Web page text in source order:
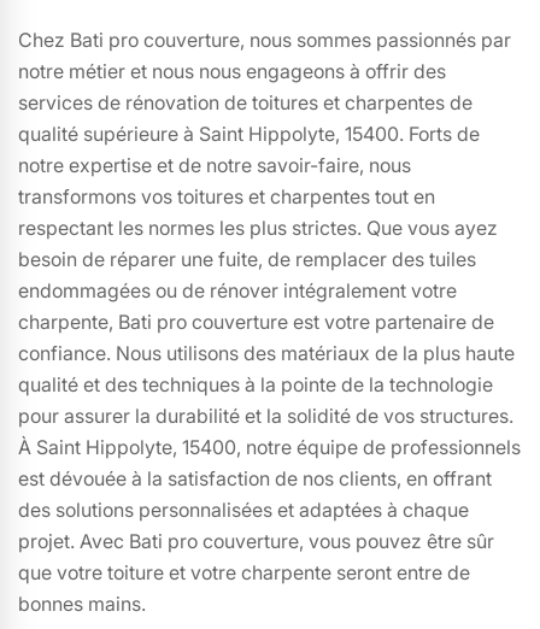
Chez Bati pro couverture, nous sommes passionnés par
notre métier et nous nous engageons à offrir des
services de rénovation de toitures et charpentes de
qualité supérieure à Saint Hippolyte, 15400. Forts de
notre expertise et de notre savoir-faire, nous
transformons vos toitures et charpentes tout en
respectant les normes les plus strictes. Que vous ayez
besoin de réparer une fuite, de remplacer des tuiles
endommagées ou de rénover intégralement votre
charpente, Bati pro couverture est votre partenaire de
confiance. Nous utilisons des matériaux de la plus haute
qualité et des techniques à la pointe de la technologie
pour assurer la durabilité et la solidité de vos structures.
À Saint Hippolyte, 15400, notre équipe de professionnels
est dévouée à la satisfaction de nos clients, en offrant
des solutions personnalisées et adaptées à chaque
projet. Avec Bati pro couverture, vous pouvez être sûr
que votre toiture et votre charpente seront entre de
bonnes mains.